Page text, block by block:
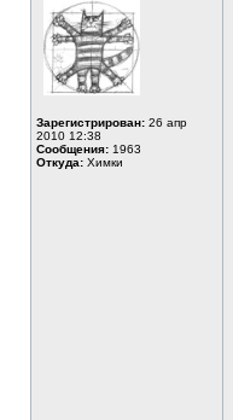
Зарегистрирован: 26 апр
2010 12:38
Сообщения: 1963
Откуда: Химки